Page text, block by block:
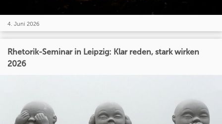
4. Juni 2026
Rhetorik-Seminar in Leipzig: Klar reden, stark wirken
2026